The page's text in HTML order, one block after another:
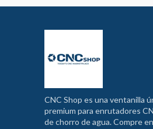
CNC Shop es una ventanilla
premium para enrutadores
de chorro de agua. Compre